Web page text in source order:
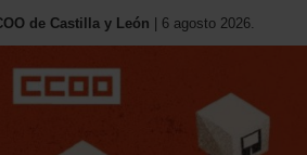
de Castilla y León | 6 agosto 2026.